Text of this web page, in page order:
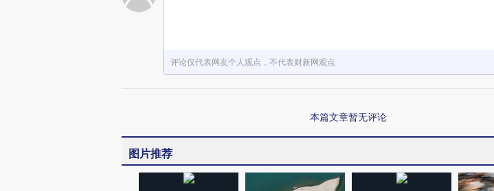
评论仅代表网友个人观点，不代表财新网观点
本篇文章暂无评论
图片推荐